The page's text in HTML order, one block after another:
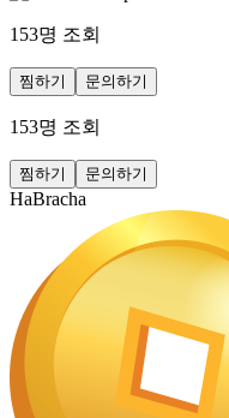
153명 조회
찜하기 문의하기
153명 조회
찜하기 문의하기
HaBracha